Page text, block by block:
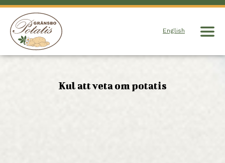
English
Kul att veta om potatis